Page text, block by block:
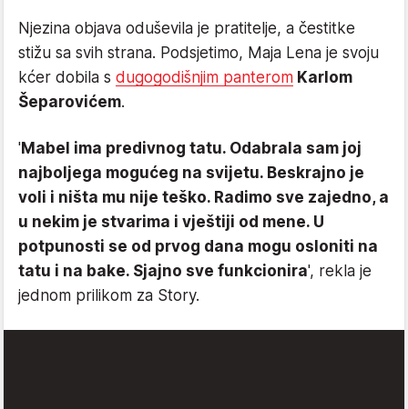
Njezina objava oduševila je pratitelje, a čestitke
stižu sa svih strana. Podsjetimo, Maja Lena je svoju
kćer dobila s dugogodišnjim panterom Karlom
Šeparovićem.
'Mabel ima predivnog tatu. Odabrala sam joj
najboljega mogućeg na svijetu. Beskrajno je
voli i ništa mu nije teško. Radimo sve zajedno, a
u nekim je stvarima i vještiji od mene. U
potpunosti se od prvog dana mogu osloniti na
tatu i na bake. Sjajno sve funkcionira', rekla je
jednom prilikom za Story.